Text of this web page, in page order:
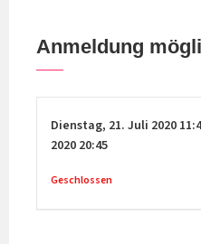
Anmeldung
Dienstag, 21. Juli 2020
2020 20:45
Geschlossen